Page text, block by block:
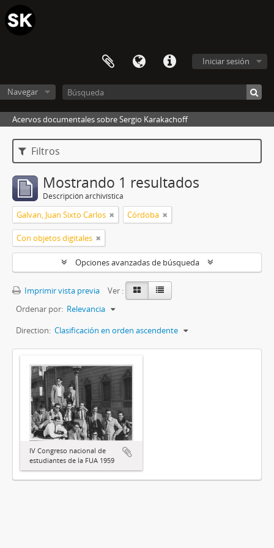
Iniciar sesión
Navegar
Acervos documentales sobre Sergio Karakachoff
Filtros
Mostrando 1 resultados
Descripción archivística
Galvan, Juan Sixto Carlos Córdoba
Con objetos digitales
Opciones avanzadas de búsqueda
Imprimir vista previa
Ver :
Ordenar por: Relevancia
Direction: Clasificación en orden ascendente
IV Congreso nacional de
estudiantes de la FUA 1959